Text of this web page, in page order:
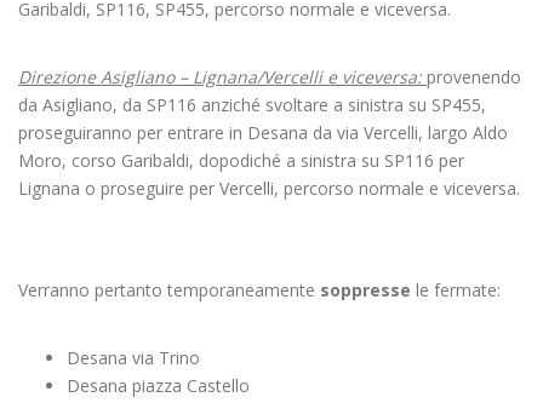
Garibaldi, SP116, SP455, percorso normale e viceversa.
Direzione Asigliano – Lignana/Vercelli e viceversa:provenendo
da Asigliano, da SP116 anziché svoltare a sinistra su SP455,
proseguiranno per entrare in Desana da via Vercelli, largo Aldo
Moro, corso Garibaldi, dopodiché a sinistra su SP116 per
Lignana o proseguire per Vercelli, percorso normale e viceversa.
Verranno pertanto temporaneamente soppresse le fermate:
Desana via Trino
Desana piazza Castello